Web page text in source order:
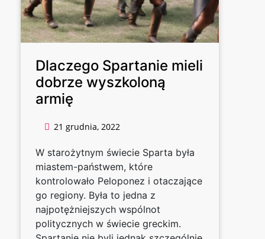
Dlaczego Spartanie mieli
dobrze wyszkoloną
armię
21 grudnia, 2022
W starożytnym świecie Sparta była
miastem-państwem, które
kontrolowało Peloponez i otaczające
go regiony. Była to jedna z
najpotężniejszych wspólnot
politycznych w świecie greckim.